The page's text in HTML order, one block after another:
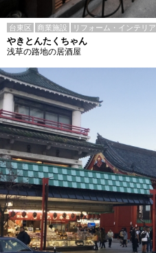
台東区 商業施設 リフォーム・インテリア
やきとんたくちゃん
浅草の路地の居酒屋